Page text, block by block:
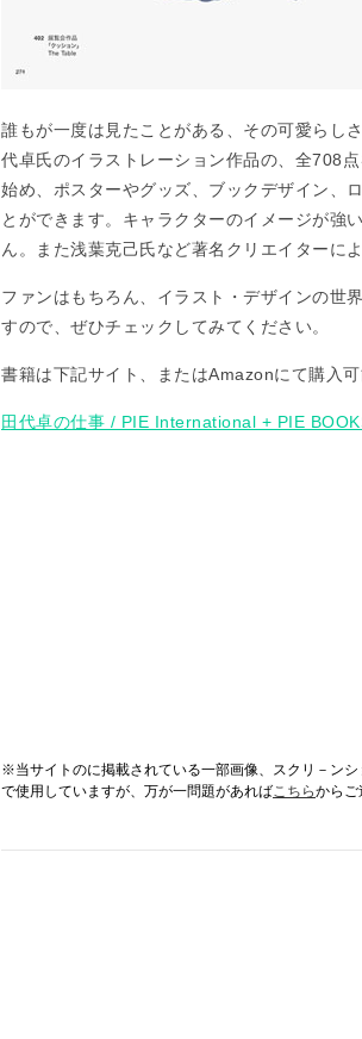
誰もが一度は見たことがある、その可愛らし
代卓氏のイラストレーション作品の、全708
始め、ポスターやグッズ、ブックデザイン、
とができます。キャラクターのイメージが強
ん。また浅葉克己氏など著名クリエイターに
ファンはもちろん、イラスト・デザインの世
すので、ぜひチェックしてみてください。
書籍は下記サイト、またはAmazonにて購入可
田代卓の仕事 / PIE International + PIE
※当サイトのに掲載されている一部画像、スクリ－ン
で使用していますが、万が一問題があればこちらからご